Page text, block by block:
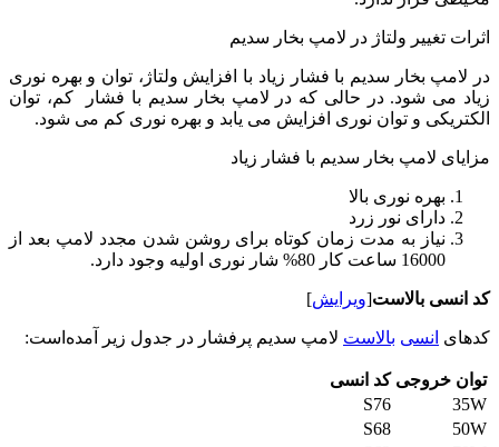
ولتاژ در لامپ بخار سدیم
بخار سدیم با فشار زیاد با افزایش ولتاژ، توان و بهره نوری
شود. در حالی که در لامپ بخار سدیم با فشار کم، توان
و توان نوری افزایش می یابد و بهره نوری کم می شود.
لامپ بخار سدیم با فشار زیاد
بهره نوری بالا
دارای نور زرد
نیاز به مدت زمان کوتاه برای روشن شدن مجدد لامپ بعد از
بالاست[ویرایش]
انسی بالاست لامپ سدیم پرفشار در جدول زیر آمده‌است:
خروجی کد انسی